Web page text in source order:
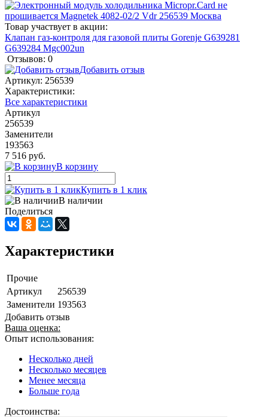
Товар участвует в акции:
Клапан газ-контроля для газовой плиты Gorenje G639281
G639284 Mgc002un
Отзывов: 0
Добавить отзыв
Артикул: 256539
Характеристики:
Все характеристики
Артикул
256539
Заменители
193563
7 516 руб.
В корзину
Купить в 1 клик
В наличии
Поделиться
Характеристики
Прочие
Артикул
256539
Заменители 193563
Добавить отзыв
Ваша оценка:
Опыт использования:
Несколько дней
Несколько месяцев
Менее месяца
Больше года
Достоинства: